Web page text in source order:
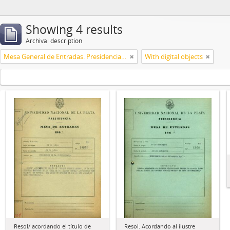
Showing 4 results
Archival description
Mesa General de Entradas. Presidencia UNLP With digital objects
Resol/ acordando el título de Resol. Acordando al ilustre